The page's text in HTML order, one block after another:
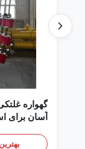
گهواره
آسان برای